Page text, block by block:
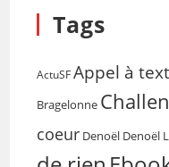
Tags
ActuSF Appel à
Bragelonne
coeur Denoël Denoël